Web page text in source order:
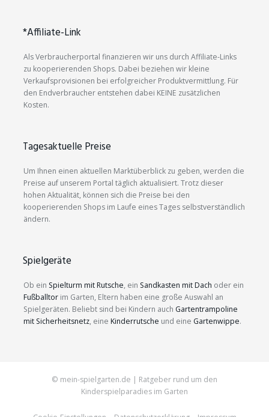
*Affiliate-Link
Als Verbraucherportal finanzieren wir uns durch Affiliate-Links
zu kooperierenden Shops. Dabei beziehen wir kleine
Verkaufsprovisionen bei erfolgreicher Produktvermittlung. Für
den Endverbraucher entstehen dabei KEINE zusätzlichen
Kosten.
Tagesaktuelle Preise
Um Ihnen einen aktuellen Marktüberblick zu geben, werden die
Preise auf unserem Portal täglich aktualisiert. Trotz dieser
hohen Aktualität, können sich die Preise bei den
kooperierenden Shops im Laufe eines Tages selbstverständlich
ändern.
Spielgeräte
Ob ein Spielturm mit Rutsche, ein Sandkasten mit Dach oder ein
Fußballtor im Garten, Eltern haben eine große Auswahl an
Spielgeräten. Beliebt sind bei Kindern auch Gartentrampoline
mit Sicherheitsnetz, eine Kinderrutsche und eine Gartenwippe.
© mein-spielgarten.de | Ratgeber rund um den
Kinderspielparadies im Garten